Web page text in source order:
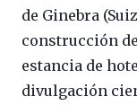
de Ginebra
construcción
estancia de
divulgación